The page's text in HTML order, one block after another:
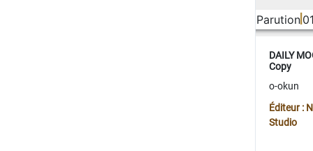
Parution
DAILY
Copy
o-okun
Éditeur :
Studio